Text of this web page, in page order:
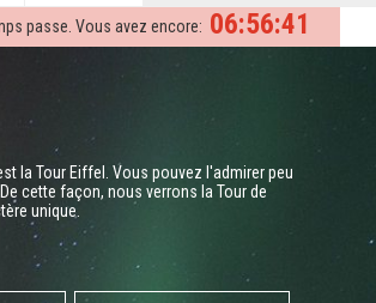
06:56:40
passe. Vous avez encore:
la Tour Eiffel. Vous pouvez l'admirer peu
cette façon, nous verrons la Tour de
unique.